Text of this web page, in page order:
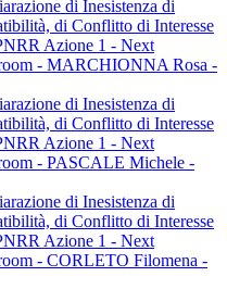
di Inesistenza di
di Conflitto di Interesse
Azione 1 - Next
- MARCHIONNA Rosa -
di Inesistenza di
di Conflitto di Interesse
Azione 1 - Next
- PASCALE Michele -
di Inesistenza di
di Conflitto di Interesse
Azione 1 - Next
- CORLETO Filomena -